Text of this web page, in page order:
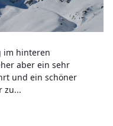
im hinteren
aber ein sehr
und ein schöner
zu...